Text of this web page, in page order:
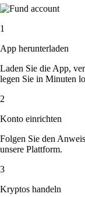
1
App herunterladen
Laden Sie die App,
legen Sie in Minuten
2
Konto einrichten
Folgen Sie den
unsere Plattform.
3
Kryptos handeln